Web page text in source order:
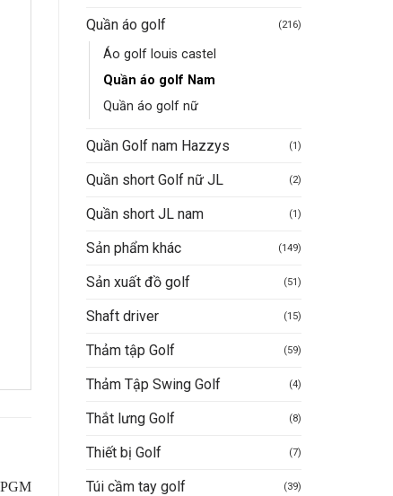
Quần áo golf (216)
Áo golf louis castel
Quần áo golf Nam
Quần áo golf nữ
Quần Golf nam Hazzys (1)
Quần short Golf nữ JL (2)
Quần short JL nam (1)
Sản phẩm khác (149)
Sản xuất đồ golf (51)
Shaft driver (15)
Thảm tập Golf (59)
Thảm Tập Swing Golf (4)
Thắt lưng Golf (8)
Thiết bị Golf (7)
Túi cầm tay golf (39)